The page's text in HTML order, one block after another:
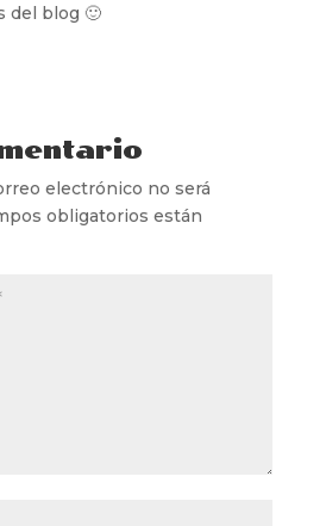
del blog 🙂
electrónico no será
obligatorios están